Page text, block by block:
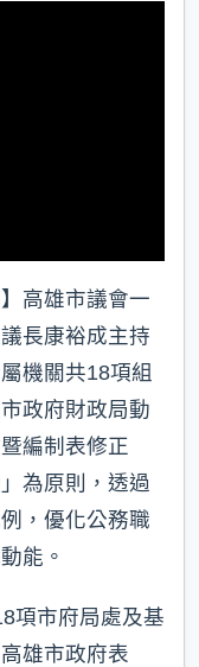
高雄市議會一
長康裕成主持
機關共18項組
政府財政局動
編制表修正
為原則，透過
，優化公務職
能。
項市府局處及基
雄市政府表